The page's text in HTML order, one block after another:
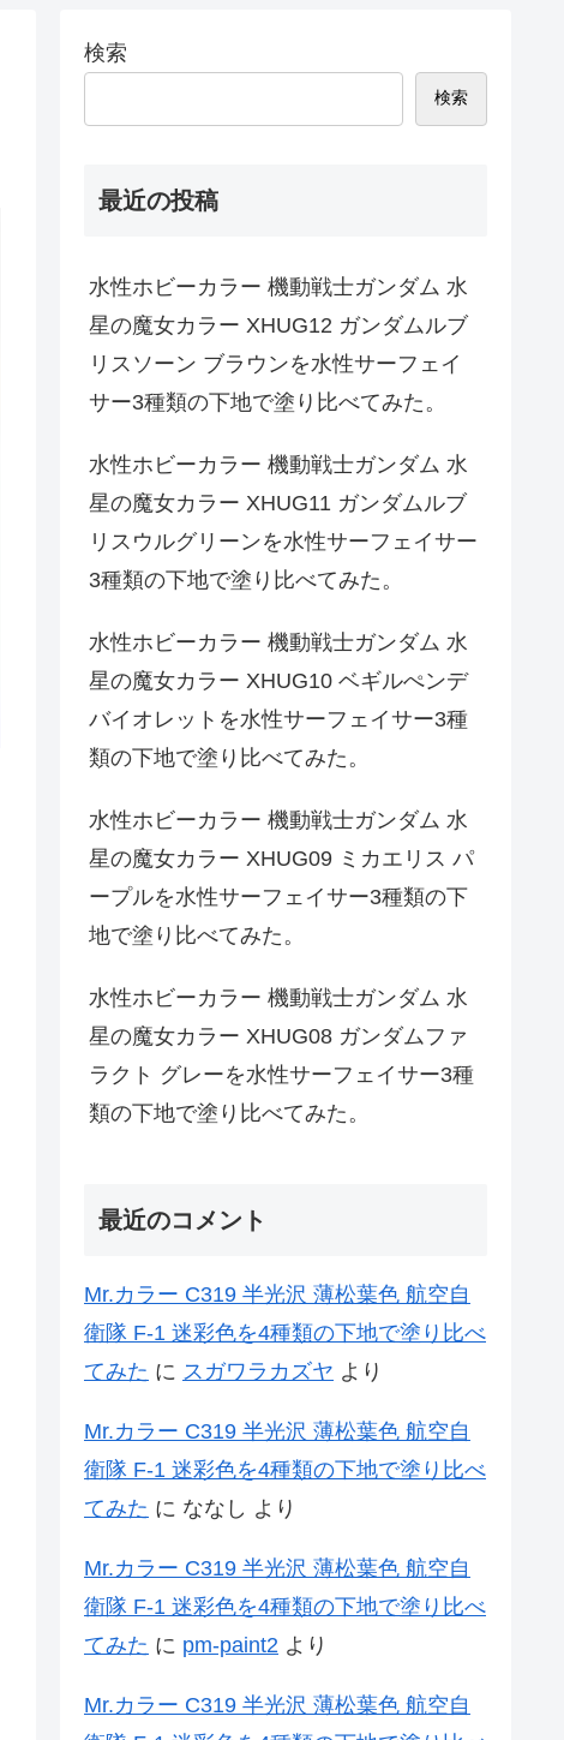
検索
検索
最近の投稿
水性ホビーカラー 機動戦士ガンダム 水
星の魔女カラー XHUG12 ガンダムルブ
リスソーン ブラウンを水性サーフェイ
サー3種類の下地で塗り比べてみた。
水性ホビーカラー 機動戦士ガンダム 水
星の魔女カラー XHUG11 ガンダムルブ
リスウルグリーンを水性サーフェイサー
3種類の下地で塗り比べてみた。
水性ホビーカラー 機動戦士ガンダム 水
星の魔女カラー XHUG10 ベギルぺンデ
バイオレットを水性サーフェイサー3種
類の下地で塗り比べてみた。
水性ホビーカラー 機動戦士ガンダム 水
星の魔女カラー XHUG09 ミカエリス パ
ープルを水性サーフェイサー3種類の下
地で塗り比べてみた。
水性ホビーカラー 機動戦士ガンダム 水
星の魔女カラー XHUG08 ガンダムファ
ラクト グレーを水性サーフェイサー3種
類の下地で塗り比べてみた。
最近のコメント
Mr.カラー C319 半光沢 薄松葉色 航空自
衛隊 F-1 迷彩色を4種類の下地で塗り比べ
てみた に スガワラカズヤ より
Mr.カラー C319 半光沢 薄松葉色 航空自
衛隊 F-1 迷彩色を4種類の下地で塗り比べ
てみた に ななし より
Mr.カラー C319 半光沢 薄松葉色 航空自
衛隊 F-1 迷彩色を4種類の下地で塗り比べ
てみた に pm-paint2 より
Mr.カラー C319 半光沢 薄松葉色 航空自